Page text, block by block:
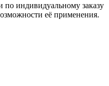
индивидуальному заказу
её применения.